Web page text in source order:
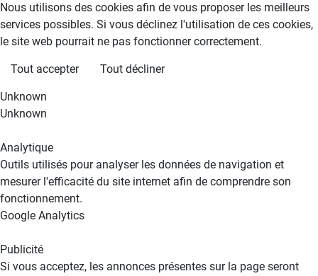
Nous utilisons des cookies afin de vous proposer les meilleurs
services possibles. Si vous déclinez l'utilisation de ces cookies,
le site web pourrait ne pas fonctionner correctement.
Tout accepter Tout décliner
Unknown
Unknown
Analytique
Outils utilisés pour analyser les données de navigation et
mesurer l'efficacité du site internet afin de comprendre son
fonctionnement.
Google Analytics
Publicité
Si vous acceptez, les annonces présentes sur la page seront